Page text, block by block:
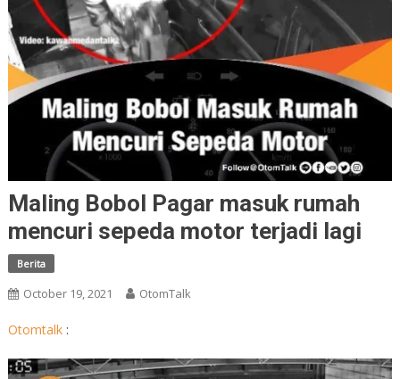
Maling Bobol Pagar masuk rumah
mencuri sepeda motor terjadi lagi
Berita
October 19, 2021 OtomTalk
Otomtalk:
Video